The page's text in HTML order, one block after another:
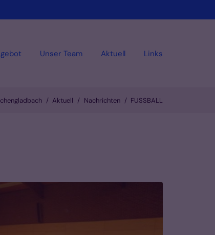
Unser Team Aktuell Links
Aktuell Nachrichten FUSSBALL